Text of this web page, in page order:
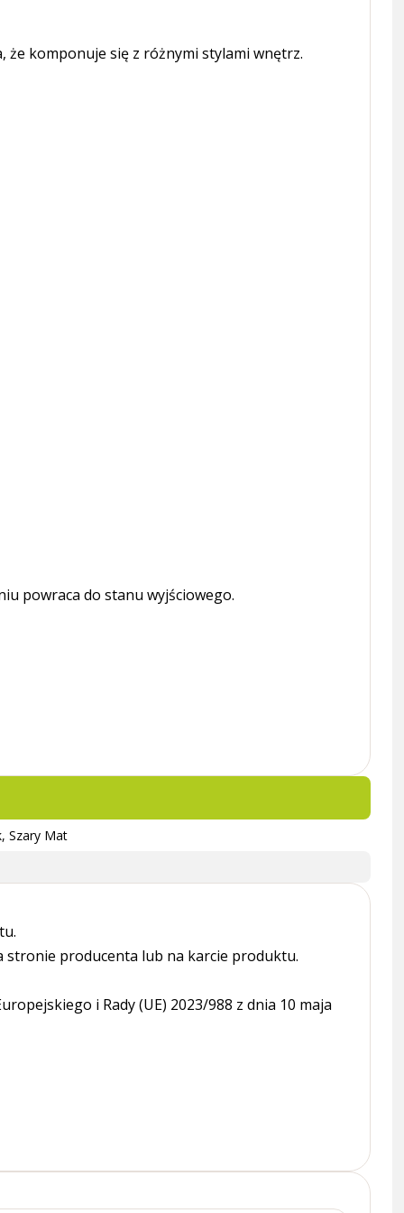
że komponuje się z różnymi stylami wnętrz.
powraca do stanu wyjściowego.
Szary Mat
stronie producenta lub na karcie produktu.
i Rady (UE) 2023/988 z dnia 10 maja